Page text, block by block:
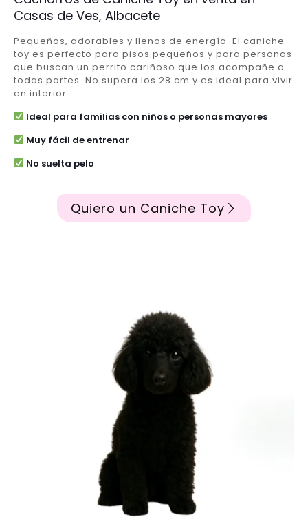
Casas de Ves, Albacete
Pequeños, adorables y llenos de energía. El caniche
toy es perfecto para pisos pequeños y para personas
que buscan un perrito cariñoso que los acompañe a
todas partes. No supera los 28 cm y es ideal para vivir
en interior.
Ideal para familias con niños o personas mayores
Muy fácil de entrenar
No suelta pelo
Quiero un Caniche Toy